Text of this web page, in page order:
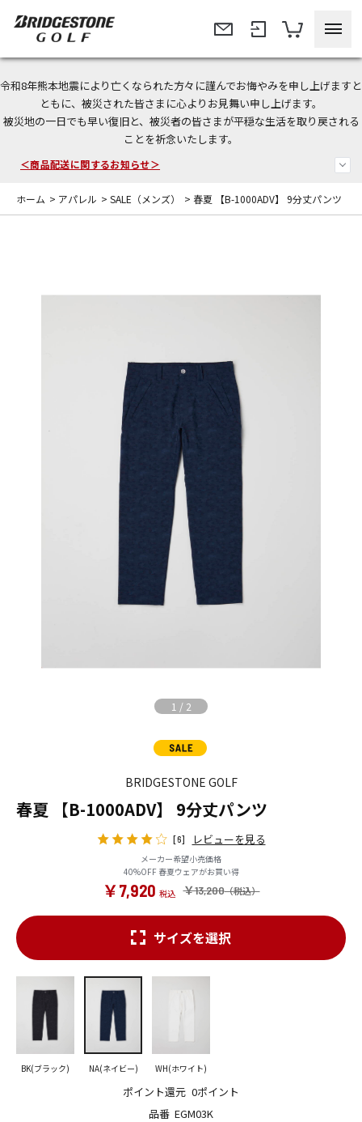
令和8年熊本地震により亡くなられた方々に謹んでお悔やみを申し上げますと
ともに、被災された皆さまに心よりお見舞い申し上げます。
被災地の一日でも早い復旧と、被災者の皆さまが平穏な生活を取り戻される
ことを祈念いたします。
今なら新規会員登録で1,000円OFFクーポンプレゼント！
＜商品配送に関するお知らせ＞
＜夏季休暇中のご注文・発送・お問い合わせ＞
ホーム > アパレル > SALE（メンズ） > 春夏 【B-1000ADV】 9分丈パンツ
1 / 2
BRIDGESTONE GOLF
春夏 【B-1000ADV】 9分丈パンツ
[6] レビューを見る
メーカー希望小売価格
40%OFF 春夏ウェアがお買い得
￥13,200
￥7,920
品番 EGM03K
ポイント還元 0ポイント
サイズを選択
BK(ブラック) NA(ネイビー) WH(ホワイト)